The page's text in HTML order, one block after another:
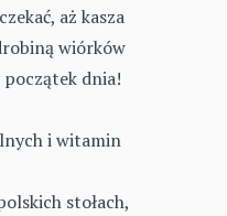
aż kasza
wiórków
dnia!
i witamin
stołach,